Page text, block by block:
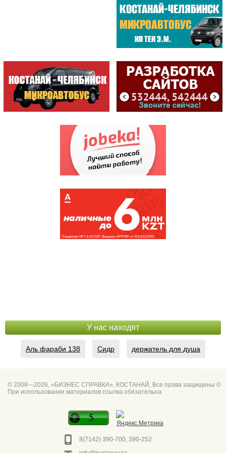
У нас находят
Аль фараби 138 Сидр держатель для душа
© 2008—2026, «БИЗНЕС СПРАВКА», КОСТАНАЙ, Все права защищены ©
При использовании материалов ссылка обязательна.
8(7142) 390-700, 390-252